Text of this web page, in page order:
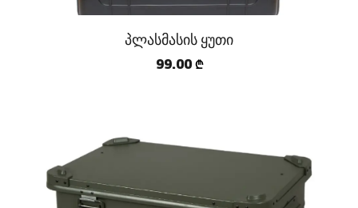
პლასმასის ყუთი
99.00 ₾